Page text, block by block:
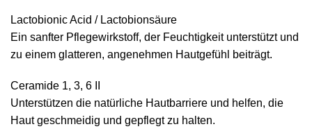
Lactobionic Acid / Lactobionsäure
Ein sanfter Pflegewirkstoff, der Feuchtigkeit unterstützt und
zu einem glatteren, angenehmen Hautgefühl beiträgt.
Ceramide 1, 3, 6 II
Unterstützen die natürliche Hautbarriere und helfen, die
Haut geschmeidig und gepflegt zu halten.